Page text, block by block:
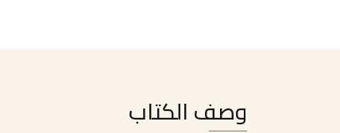
وصف الكتاب